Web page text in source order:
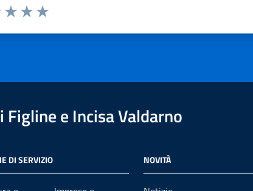
Figline e Incisa Valdarno
DI SERVIZIO NOVITÀ